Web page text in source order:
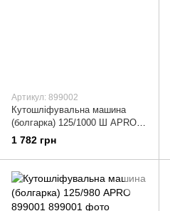
Артикул: 899002
Кутошліфувальна машина
(болгарка) 125/1000 Ш APRO
899002
1 782 грн